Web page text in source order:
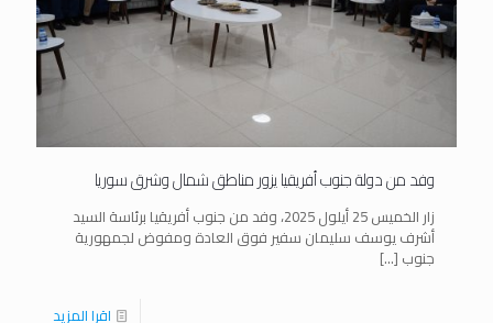
وفد من دولة جنوب أفريقيا يزور مناطق شمال وشرق سوريا
زار الخميس 25 أيلول 2025، وفد من جنوب أفريقيا برئاسة السيد
أشرف يوسف سليمان سفير فوق العادة ومفوض لجمهورية
جنوب […]
اقرا المزيد